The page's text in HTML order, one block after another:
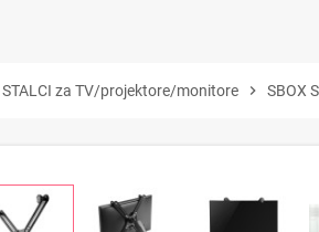
STALCI za TV/projektore/monitore chevron_right SBOX